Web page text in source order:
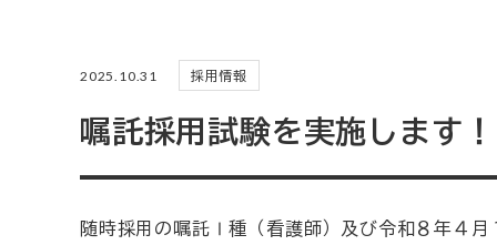
2025.10.31 採用情報
嘱託採用試験を実施します！
随時採用の嘱託Ⅰ種（看護師）及び令和８年４